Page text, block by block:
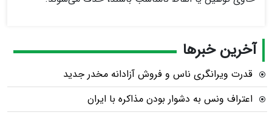
آخرین خبرها
قدرت ویرانگری ناس و فروش آزادانه مخدر جدید
اعتراف ونس به دشوار بودن مذاکره با ایران